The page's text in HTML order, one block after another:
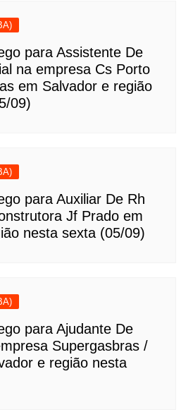
para Assistente De
na empresa Cs Porto
em Salvador e região
09)
para Auxiliar De Rh
Jf Prado em
nesta sexta (05/09)
para Ajudante De
Supergasbras /
e região nesta